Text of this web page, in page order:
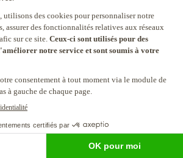
Contact